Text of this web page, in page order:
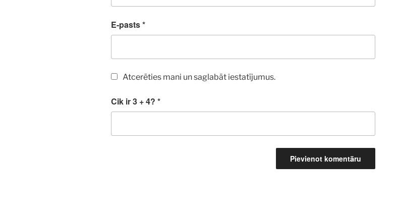
E-pasts*
Atcerēties mani un saglabāt iestatījumus.
Cik ir 3 + 4? *